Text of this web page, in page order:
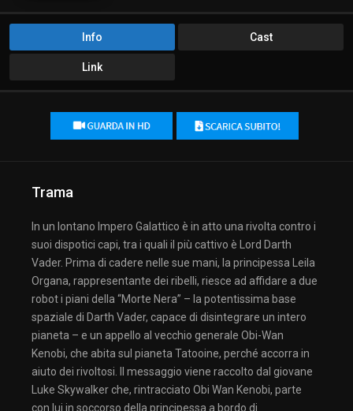
Info Cast
Link
Trama
In un lontano Impero Galattico è in atto una rivolta contro i
suoi dispotici capi, tra i quali il più cattivo è Lord Darth
Vader. Prima di cadere nelle sue mani, la principessa Leila
Organa, rappresentante dei ribelli, riesce ad affidare a due
robot i piani della “Morte Nera” – la potentissima base
spaziale di Darth Vader, capace di disintegrare un intero
pianeta – e un appello al vecchio generale Obi-Wan
Kenobi, che abita sul pianeta Tatooine, perché accorra in
aiuto dei rivoltosi. Il messaggio viene raccolto dal giovane
Luke Skywalker che, rintracciato Obi Wan Kenobi, parte
con lui in soccorso della principessa a bordo di